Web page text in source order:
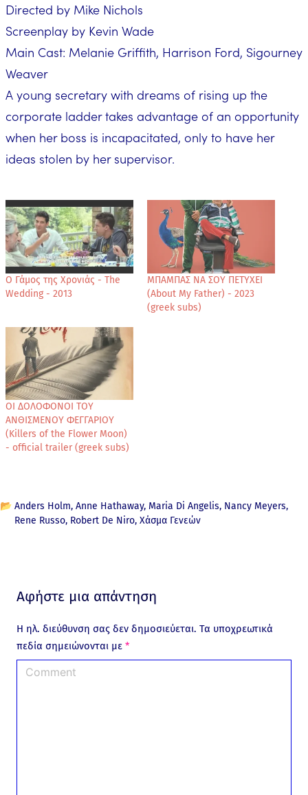
Directed by Mike Nichols
Screenplay by Kevin Wade
Main Cast: Melanie Griffith, Harrison Ford, Sigourney
Weaver
A young secretary with dreams of rising up the
corporate ladder takes advantage of an opportunity
when her boss is incapacitated, only to have her
ideas stolen by her supervisor.
Ο Γάμος της Χρονιάς - The
Wedding - 2013
ΜΠΑΜΠΑΣ ΝΑ ΣΟΥ ΠΕΤΥΧΕΙ
(About My Father) - 2023
(greek subs)
ΟΙ ΔΟΛΟΦΟΝΟΙ ΤΟΥ
ΑΝΘΙΣΜΕΝΟΥ ΦΕΓΓΑΡΙΟΥ
(Killers of the Flower Moon)
- official trailer (greek subs)
📂 Anders Holm Anne Hathaway Maria Di Angelis Nancy Meyers
Rene Russo Robert De Niro Χάσμα Γενεών
Αφήστε μια απάντηση
Η ηλ. διεύθυνση σας δεν δημοσιεύεται. Τα υποχρεωτικά
πεδία σημειώνονται με *